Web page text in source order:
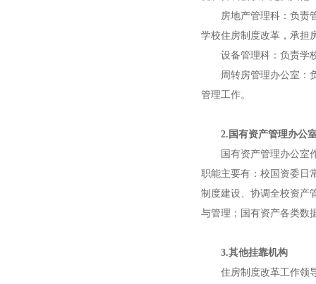
房地产管理科：负责
学校住房制度改革，承担
设备管理科：负责学
周转房管理办公室：
管理工作。
2.国有资产管理办公
国有资产管理办公室
职能主要有：校国资委日
制度建设、协调全校资产
与管理；国有资产各类数
3.其他挂靠机构
住房制度改革工作领